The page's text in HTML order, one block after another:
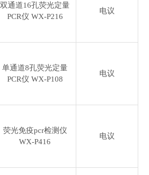
双通道16孔荧光定量
PCR仪 WX-P216
电议
单通道8孔荧光定量
PCR仪 WX-P108
电议
荧光免疫pcr检测仪
WX-P416
电议